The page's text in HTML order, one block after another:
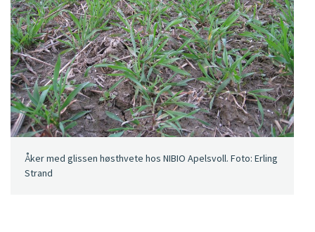
Åker med glissen høsthvete hos NIBIO Apelsvoll. Foto: Erling
Strand